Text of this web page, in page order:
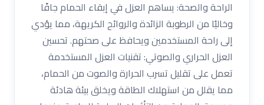
الراحة والصحة: يساهم العزل في إبقاء الحمام جافًا
وخاليًا من الرطوبة الزائدة والروائح الكريهة، مما يؤدي
إلى راحة المستخدمين ويحافظ على صحتهم. تحسين
العزل الحراري والصوتي: تقنيات العزل المستخدمة
تعمل على تقليل تسرب الحرارة والصوت من الحمام،
مما يقلل من استهلاك الطاقة ويخلق بيئة هادئة